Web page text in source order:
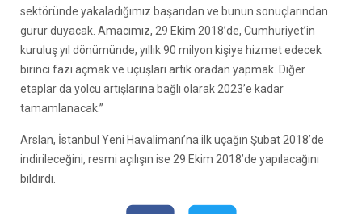
sektöründe yakaladığımız başarıdan ve bunun sonuçlarından
gurur duyacak. Amacımız, 29 Ekim 2018’de, Cumhuriyet’in
kuruluş yıl dönümünde, yıllık 90 milyon kişiye hizmet edecek
birinci fazı açmak ve uçuşları artık oradan yapmak. Diğer
etaplar da yolcu artışlarına bağlı olarak 2023’e kadar
tamamlanacak.”
Arslan, İstanbul Yeni Havalimanı’na ilk uçağın Şubat 2018’de
indirileceğini, resmi açılışın ise 29 Ekim 2018’de yapılacağını
bildirdi.